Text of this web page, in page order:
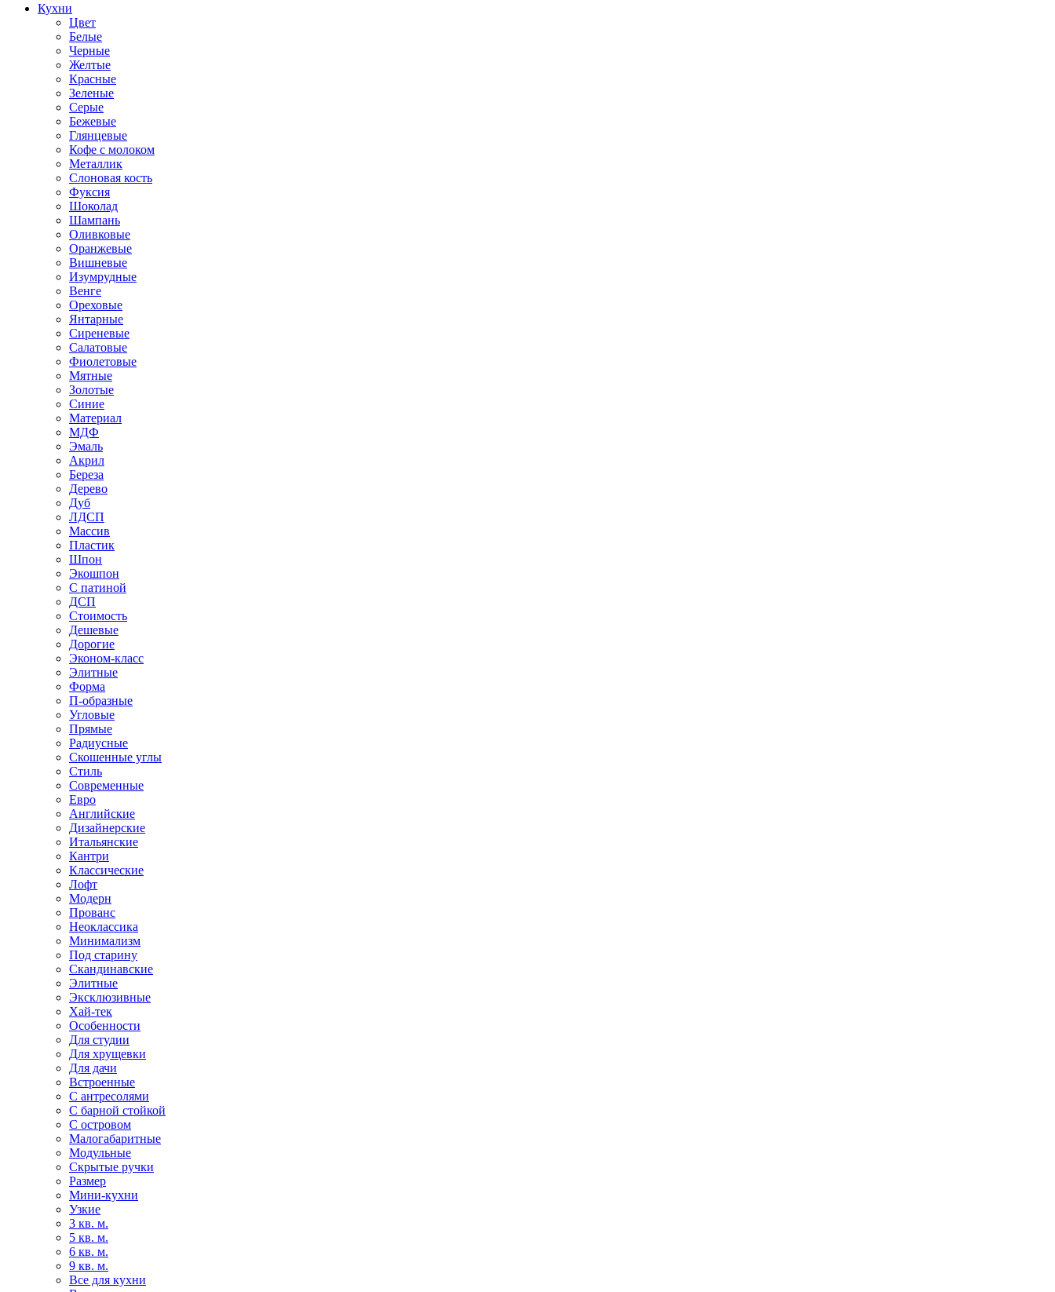
Кухни
Цвет
Белые
Черные
Желтые
Красные
Зеленые
Серые
Бежевые
Глянцевые
Кофе с молоком
Металлик
Слоновая кость
Фуксия
Шоколад
Шампань
Оливковые
Оранжевые
Вишневые
Изумрудные
Венге
Ореховые
Янтарные
Сиреневые
Салатовые
Фиолетовые
Мятные
Золотые
Синие
Материал
МДФ
Эмаль
Акрил
Береза
Дерево
Дуб
ЛДСП
Массив
Пластик
Шпон
Экошпон
С патиной
ДСП
Стоимость
Дешевые
Дорогие
Эконом-класс
Элитные
Форма
П-образные
Угловые
Прямые
Радиусные
Скошенные углы
Стиль
Современные
Евро
Английские
Дизайнерские
Итальянские
Кантри
Классические
Лофт
Модерн
Прованс
Неоклассика
Минимализм
Под старину
Скандинавские
Элитные
Эксклюзивные
Хай-тек
Особенности
Для студии
Для хрущевки
Для дачи
Встроенные
С антресолями
С барной стойкой
С островом
Малогабаритные
Модульные
Скрытые ручки
Размер
Мини-кухни
Узкие
3 кв. м.
5 кв. м.
6 кв. м.
9 кв. м.
Все для кухни